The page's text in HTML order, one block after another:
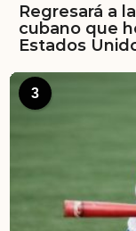
Regresará a
cubano que
Estados
3